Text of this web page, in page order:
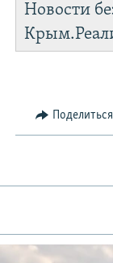
Новости
Поделиться